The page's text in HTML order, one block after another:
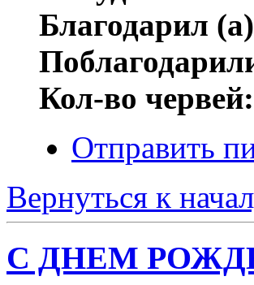
Благодарил
Кол-во червей:
Отправить
Вернуться к
С ДНЕМ